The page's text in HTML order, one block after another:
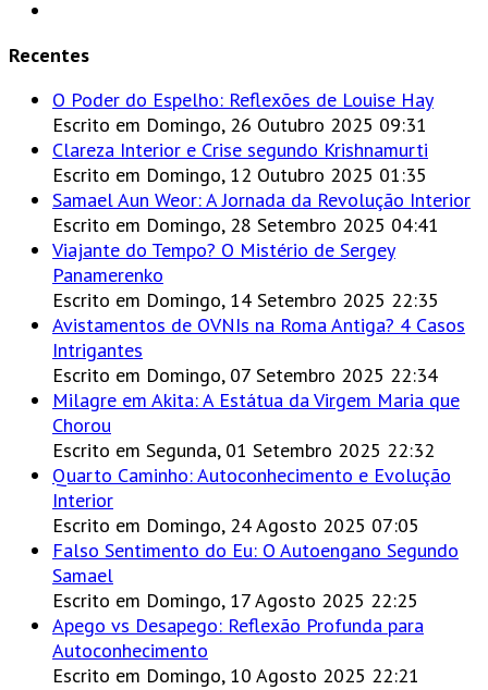
Recentes
O Poder do Espelho: Reflexões de Louise Hay
Escrito em Domingo, 26 Outubro 2025 09:31
Clareza Interior e Crise segundo Krishnamurti
Escrito em Domingo, 12 Outubro 2025 01:35
Samael Aun Weor: A Jornada da Revolução Interior
Escrito em Domingo, 28 Setembro 2025 04:41
Viajante do Tempo? O Mistério de Sergey
Panamerenko
Escrito em Domingo, 14 Setembro 2025 22:35
Avistamentos de OVNIs na Roma Antiga? 4 Casos
Intrigantes
Escrito em Domingo, 07 Setembro 2025 22:34
Milagre em Akita: A Estátua da Virgem Maria que
Chorou
Escrito em Segunda, 01 Setembro 2025 22:32
Quarto Caminho: Autoconhecimento e Evolução
Interior
Escrito em Domingo, 24 Agosto 2025 07:05
Falso Sentimento do Eu: O Autoengano Segundo
Samael
Escrito em Domingo, 17 Agosto 2025 22:25
Apego vs Desapego: Reflexão Profunda para
Autoconhecimento
Escrito em Domingo, 10 Agosto 2025 22:21